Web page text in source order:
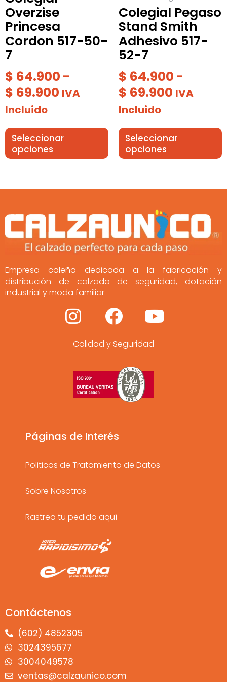
Overzise
Princesa
Cordon 517-50-
7
$ 64.900 -
$ 69.900 IVA
Incluido
Seleccionar
opciones
elegir
en
la
página
de
producto
Colegial Pegaso
Stand Smith
Adhesivo 517-
52-7
$ 64.900 -
$ 69.900 IVA
Incluido
Seleccionar
opciones
elegir
en
la
página
de
producto
Empresa caleña dedicada a la fabricación y
distribución de calzado de seguridad, dotación
industrial y moda familiar
I
n
s
t
a
g
a
m
F
a
c
e
b
o
k
Y
o
u
t
b
Calidad y Seguridad
Páginas de Interés
Politicas de Tratamiento de Datos
Sobre Nosotros
Rastrea tu pedido aquí
Contáctenos
(602) 4852305
3024395677
3004049578
ventas@calzaunico.com